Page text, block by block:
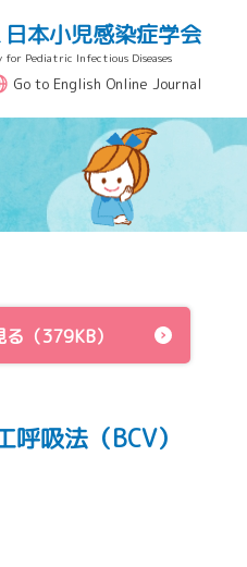
日本小児感染症学会
for Pediatric Infectious Diseases
Go to English Online Journal
（379KB）
吸法（BCV）